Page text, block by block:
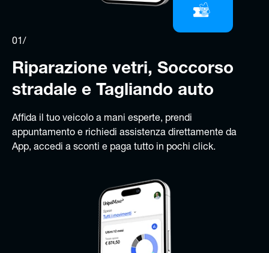
01/
Riparazione vetri, Soccorso
stradale e Tagliando auto
Affida il tuo veicolo a mani esperte, prendi
appuntamento e richiedi assistenza direttamente da
App, accedi a sconti e paga tutto in pochi click.